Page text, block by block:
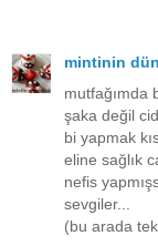
mintinin
mutfağımda
şaka değil
bi yapmak
eline sağlık
nefis
sevgiler...
(bu arada